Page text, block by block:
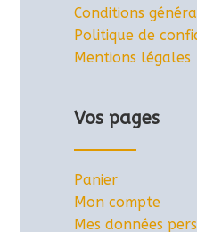
Conditions
Politique de
Mentions légales
Vos pages
Panier
Mon compte
Mes données